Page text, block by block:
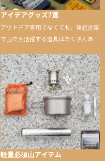
アイデアグッズ7選
アウトドア専用でなくても、発想次第
で山で大活躍する道具はたくさんあり
山に持ち込むと快適性や安心感をグッ
と引き上げてくれる――そんな意外性
のあるアイテムを紹介
軽量必須山アイテム